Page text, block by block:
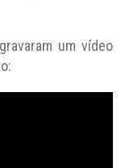
um vídeo